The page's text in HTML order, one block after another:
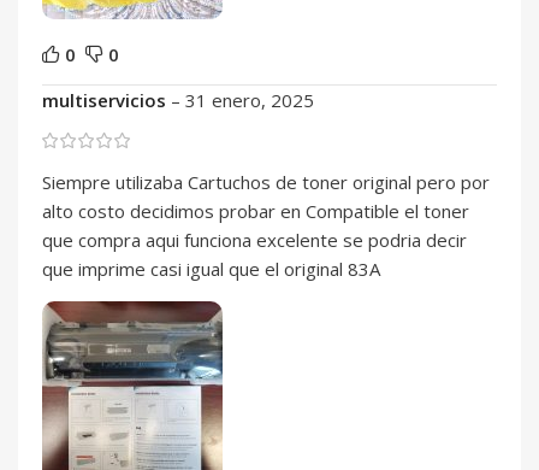
0
0
multiservicios – 31 enero, 2025
Siempre utilizaba Cartuchos de toner original pero por
alto costo decidimos probar en Compatible el toner
que compra aqui funciona excelente se podria decir
que imprime casi igual que el original 83A